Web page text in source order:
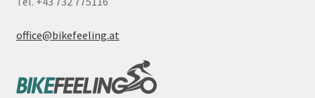
office@bikefeeling.at